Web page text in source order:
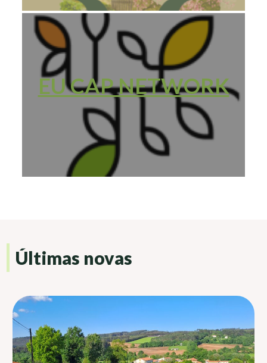
EU CAP NETWORK
Últimas novas